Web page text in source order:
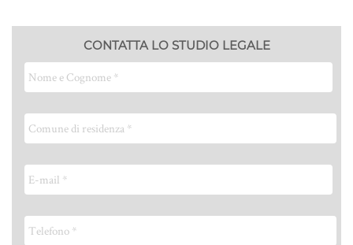
CONTATTA LO STUDIO LEGALE